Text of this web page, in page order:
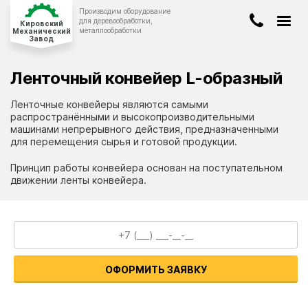
Кировский
Механический
Завод
Производим оборудование
для деревообработки,
металлообработки
ОБОРУДОВАНИЕ
ЛЕНТОЧНОПИЛЬНЫЕ СТАНКИ
БЕТОНОСМЕСИТЕЛИ
О компании
Киров
8-8332-47-96-40
info@stanwood.ru
ЗАКАЗАТЬ ЗВОНОК
Ленточные конвейеры являются самыми
распространёнными и высокопроизводительными
машинами непрерывного действия, предназначенными
для перемещения сырья и готовой продукции.
Принцип работы конвейера основан на поступательном
движении ленты конвейера.
ОФОРМИТЬ ЗАЯВКУ
Ленточный конвейер L-образный